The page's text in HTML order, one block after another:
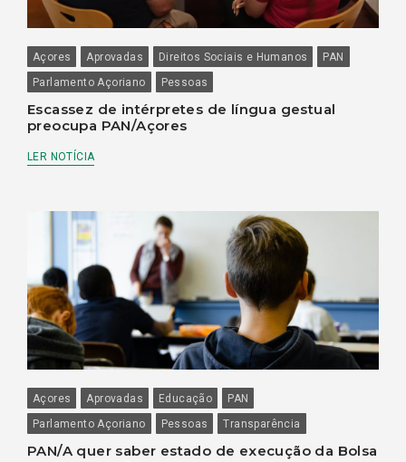
Açores Aprovadas Direitos Sociais e Humanos
PAN
Parlamento Açoriano
Pessoas
Escassez de intérpretes de língua gestual
preocupa PAN/Açores
LER NOTÍCIA
Açores Aprovadas Educação
PAN
Parlamento Açoriano
Pessoas Transparência
PAN/A quer saber estado de execução da Bolsa